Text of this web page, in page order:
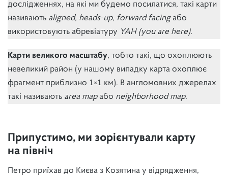
дослідженнях, на які ми будемо посилатися, такі карти
називають aligned, heads-up, forward facingабо
використовують абревіатуру YAH (you are here).
Карти великого масштабу, тобто такі, що охоплюють
невеликий район (у нашому випадку карта охоплює
фрагмент приблизно 1×1 км). В англомовних джерелах
такі називають area mapабо neighborhood map.
Припустимо, ми зорієнтували карту
на північ
Петро приїхав до Києва з Козятина у відрядження,